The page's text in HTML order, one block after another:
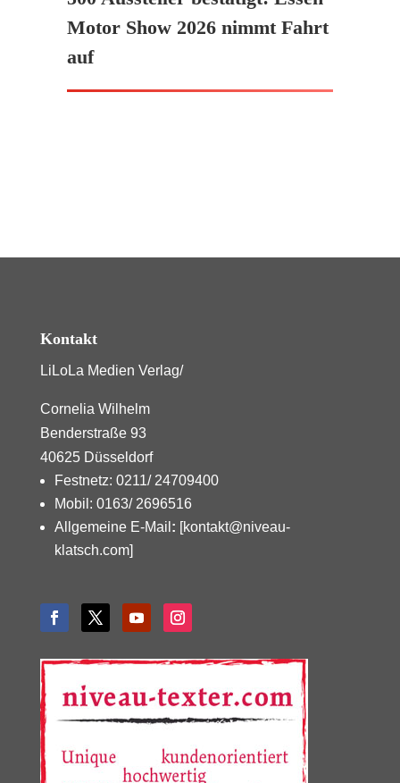
Motor Show 2026 nimmt Fahrt
auf
Kontakt
LiLoLa Medien Verlag/
Cornelia Wilhelm
Benderstraße 93
40625 Düsseldorf
Festnetz: 0211/ 24709400
Mobil: 0163/ 2696516
Allgemeine E-Mail : [kontakt@niveau-
klatsch.com]